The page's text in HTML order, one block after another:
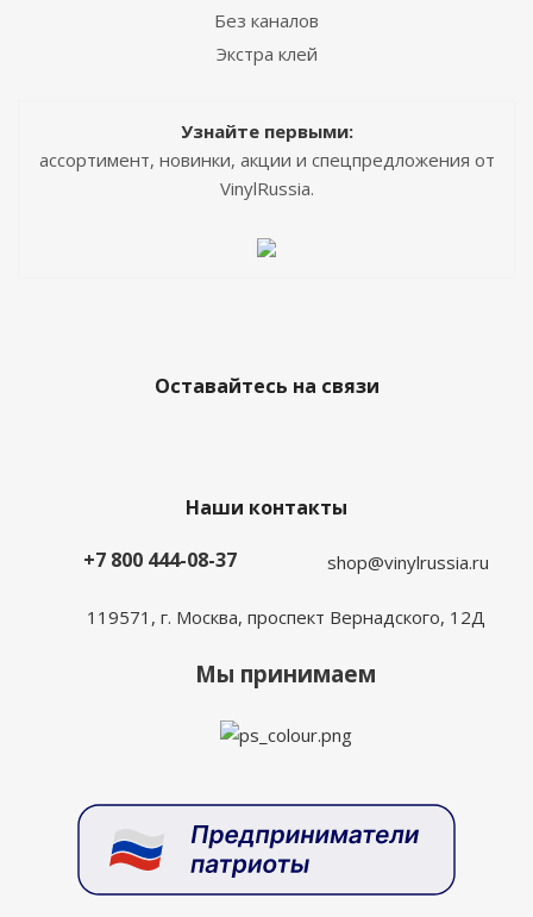
Без каналов
Экстра клей
Узнайте первыми:
ассортимент, новинки, акции и спецпредложения от
VinylRussia.
Оставайтесь на связи
Наши контакты
+7 800 444-08-37
shop@vinylrussia.ru
119571, г. Москва, проспект Вернадского, 12Д
Мы принимаем